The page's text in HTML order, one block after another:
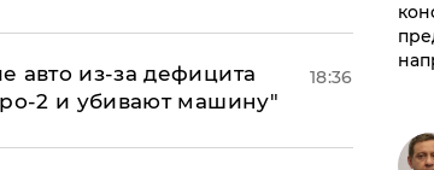
авто из-за дефицита
2 и убивают машину"
18:36